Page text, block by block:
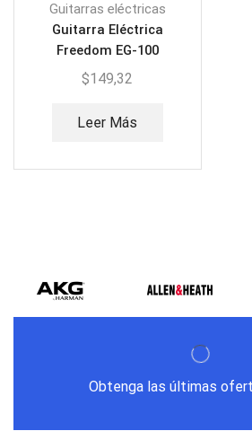
Guitarras eléctricas
Guitarra Eléctrica
Freedom EG-100
$149,32
Leer Más
Obtenga las últimas